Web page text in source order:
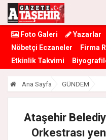
Foto Galeri Yazarlar
Nöbetçi Eczaneler
Firma
Etkinlik Takvimi
Ana Sayfa GÜNDEM
Ataşehir
Orkestrası